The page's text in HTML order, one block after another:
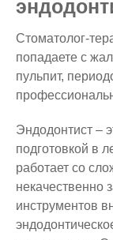
Стоматолог-
попадаете с
пульпит,
Эндодонтист –
подготовкой в
работает со
некачественно
инструментов